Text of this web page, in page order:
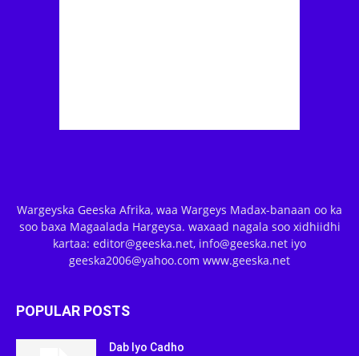
Wargeyska Geeska Afrika, waa Wargeys Madax-banaan oo ka
soo baxa Magaalada Hargeysa. waxaad nagala soo xidhiidhi
kartaa: editor@geeska.net, info@geeska.net iyo
geeska2006@yahoo.com www.geeska.net
POPULAR POSTS
Dab Iyo Cadho